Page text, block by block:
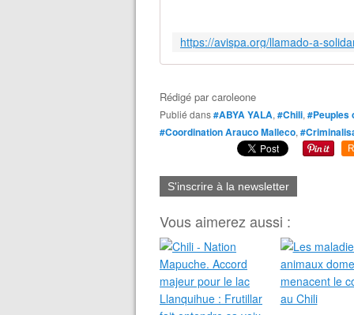
Rédigé parcaroleone
Publié dans#ABYA YALA, #Chili, #Peuples
#Coordination Arauco Malleco,
S'inscrire à la newsletter
Vous aimerez aussi :